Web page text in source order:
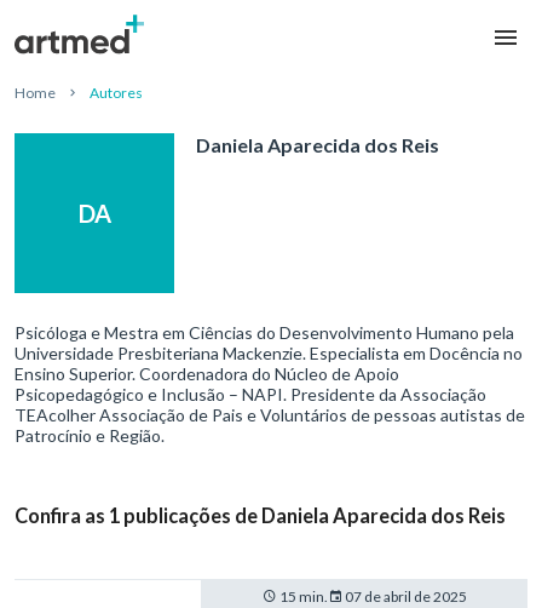
Home Autores
DA
Daniela Aparecida dos Reis
Psicóloga e Mestra em Ciências do Desenvolvimento Humano pela
Universidade Presbiteriana Mackenzie. Especialista em Docência no
Ensino Superior. Coordenadora do Núcleo de Apoio
Psicopedagógico e Inclusão – NAPI. Presidente da Associação
TEAcolher Associação de Pais e Voluntários de pessoas autistas de
Patrocínio e Região.
Confira as 1 publicações de Daniela Aparecida dos Reis
15 min. 07 de abril de 2025